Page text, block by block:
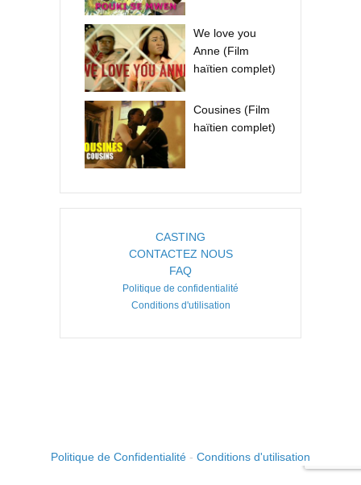
We love you
Anne (Film
haïtien complet)
Cousines (Film
haïtien complet)
CASTING
CONTACTEZ NOUS
FAQ
Politique de confidentialité
Conditions d'utilisation
Politique de Confidentialité - Conditions d'utilisation